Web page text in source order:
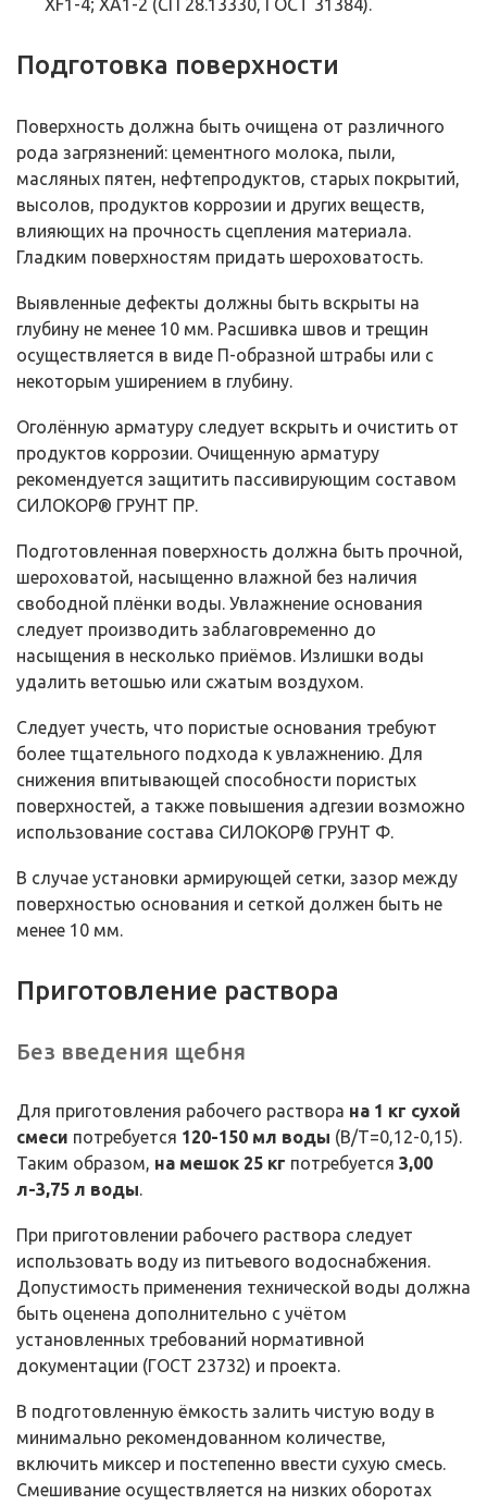
XF1-4; XA1-2 (СП 28.13330, ГОСТ 31384).
Подготовка поверхности
Поверхность должна быть очищена от различного
рода загрязнений: цементного молока, пыли,
масляных пятен, нефтепродуктов, старых покрытий,
высолов, продуктов коррозии и других веществ,
влияющих на прочность сцепления материала.
Гладким поверхностям придать шероховатость.
Выявленные дефекты должны быть вскрыты на
глубину не менее 10 мм. Расшивка швов и трещин
осуществляется в виде П-образной штрабы или с
некоторым уширением в глубину.
Оголённую арматуру следует вскрыть и очистить от
продуктов коррозии. Очищенную арматуру
рекомендуется защитить пассивирующим составом
СИЛОКОР® ГРУНТ ПР.
Подготовленная поверхность должна быть прочной,
шероховатой, насыщенно влажной без наличия
свободной плёнки воды. Увлажнение основания
следует производить заблаговременно до
насыщения в несколько приёмов. Излишки воды
удалить ветошью или сжатым воздухом.
Следует учесть, что пористые основания требуют
более тщательного подхода к увлажнению. Для
снижения впитывающей способности пористых
поверхностей, а также повышения адгезии возможно
использование состава СИЛОКОР® ГРУНТ Ф.
В случае установки армирующей сетки, зазор между
поверхностью основания и сеткой должен быть не
менее 10 мм.
Приготовление раствора
Без введения щебня
Для приготовления рабочего раствора на 1 кг сухой
смеси потребуется 120-150 мл воды (В/Т=0,12-0,15).
Таким образом, на мешок 25 кг потребуется 3,00
л-3,75 л воды.
При приготовлении рабочего раствора следует
использовать воду из питьевого водоснабжения.
Допустимость применения технической воды должна
быть оценена дополнительно с учётом
установленных требований нормативной
документации (ГОСТ 23732) и проекта.
В подготовленную ёмкость залить чистую воду в
минимально рекомендованном количестве,
включить миксер и постепенно ввести сухую смесь.
Смешивание осуществляется на низких оборотах